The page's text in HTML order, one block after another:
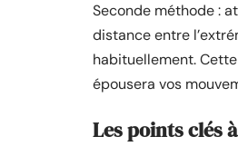
Seconde méthode :
distance entre
habituellement.
épousera vos
Les points clés